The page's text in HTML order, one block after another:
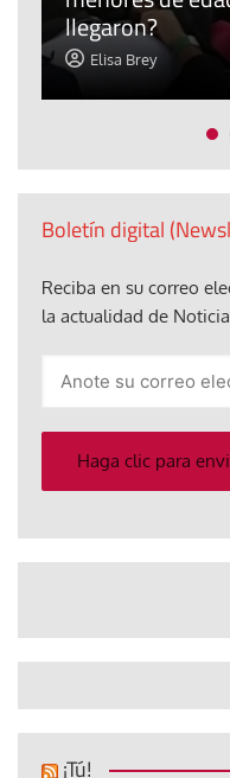
llegaron?
Elisa Brey
Boletín digital
Reciba en su correo
la actualidad de
electrónico
Haga clic para
¡Tú!